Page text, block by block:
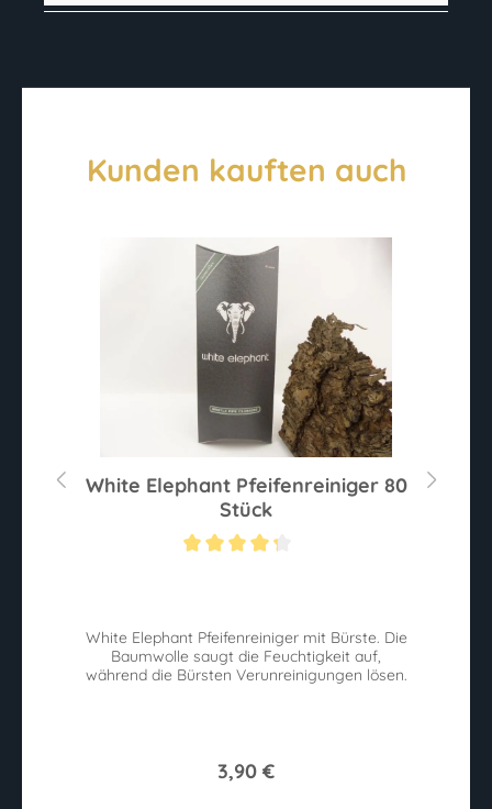
Kunden kauften auch
White Elephant Pfeifenreiniger 80
Stück
White Elephant Pfeifenreiniger mit Bürste. Die
Baumwolle saugt die Feuchtigkeit auf,
während die Bürsten Verunreinigungen lösen.
3,90 €